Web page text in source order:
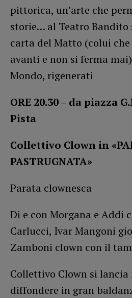
pittorica, un’arte che
storie… al Teatro Bandito
carta del Matto (colui
avanti e non si ferma
Mondo, rigenerati
ORE 20.30 – da piazza
Pista
Collettivo Clown in
PASTRUGNATA»
Parata clownesca
Di e con Morgana e Addi
Carlucci, Ivar Mangoni
Zamboni clown con il
Collettivo Clown si
diffondere in gran